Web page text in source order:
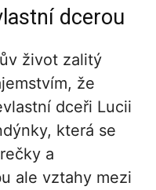
dcerou
život zalitý
že
dceři Lucii
která se
a
ale vztahy mezi